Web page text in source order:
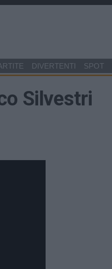
DIVERTENTI SPOT
Silvestri